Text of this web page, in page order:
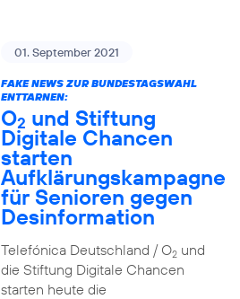
01. September 2021
FAKE NEWS ZUR BUNDESTAGSWAHL
ENTTARNEN:
O2 und Stiftung
Digitale Chancen
starten
Aufklärungskampagne
für Senioren gegen
Desinformation
Telefónica Deutschland / O2und
die Stiftung Digitale Chancen
starten heute die